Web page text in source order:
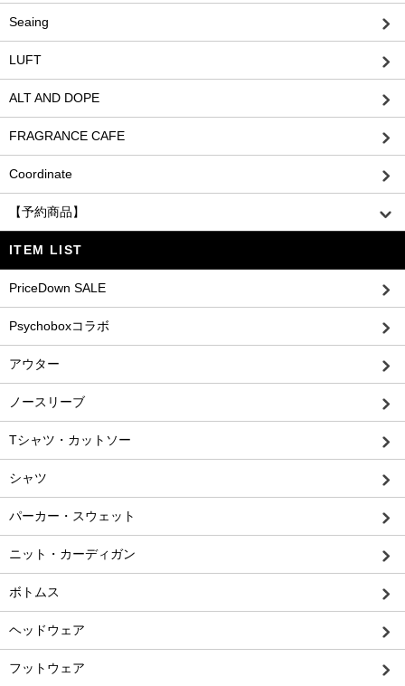
Seaing
LUFT
ALT AND DOPE
FRAGRANCE CAFE
Coordinate
【予約商品】
ITEM LIST
PriceDown SALE
Psychoboxコラボ
アウター
ノースリーブ
Tシャツ・カットソー
シャツ
パーカー・スウェット
ニット・カーディガン
ボトムス
ヘッドウェア
フットウェア